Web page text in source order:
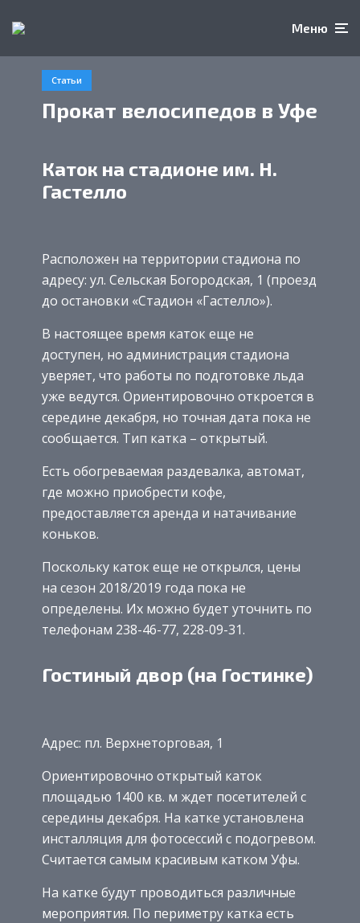
Меню
Статьи
Прокат велосипедов в Уфе
Каток на стадионе им. Н.
Гастелло
Расположен на территории стадиона по
адресу: ул. Сельская Богородская, 1 (проезд
до остановки «Стадион «Гастелло»).
В настоящее время каток еще не
доступен, но администрация стадиона
уверяет, что работы по подготовке льда
уже ведутся. Ориентировочно откроется в
середине декабря, но точная дата пока не
сообщается. Тип катка – открытый.
Есть обогреваемая раздевалка, автомат,
где можно приобрести кофе,
предоставляется аренда и натачивание
коньков.
Поскольку каток еще не открылся, цены
на сезон 2018/2019 года пока не
определены. Их можно будет уточнить по
телефонам 238-46-77, 228-09-31.
Гостиный двор (на Гостинке)
Адрес: пл. Верхнеторговая, 1
Ориентировочно открытый каток
площадью 1400 кв. м ждет посетителей с
середины декабря. На катке установлена
инсталляция для фотосессий с подогревом.
Считается самым красивым катком Уфы.
На катке будут проводиться различные
мероприятия. По периметру катка есть